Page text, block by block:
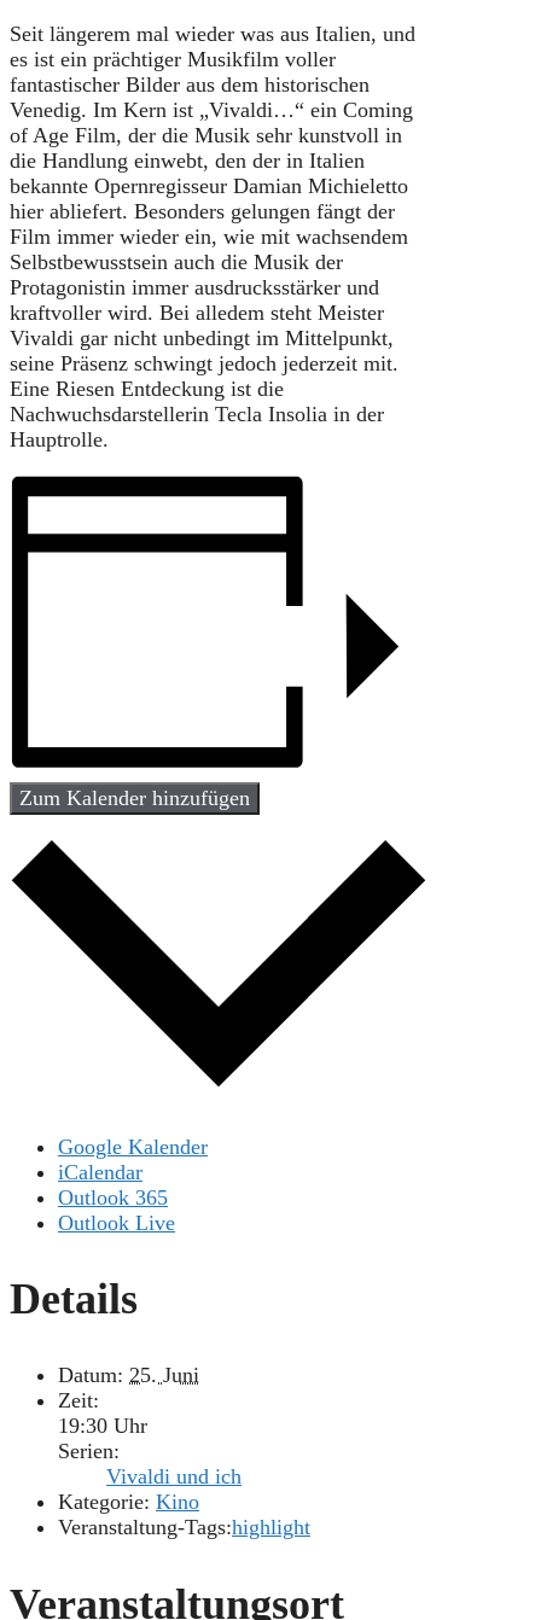
Seit längerem mal wieder was aus Italien, und
es ist ein prächtiger Musikfilm voller
fantastischer Bilder aus dem historischen
Venedig. Im Kern ist „Vivaldi…“ ein Coming
of Age Film, der die Musik sehr kunstvoll in
die Handlung einwebt, den der in Italien
bekannte Opernregisseur Damian Michieletto
hier abliefert. Besonders gelungen fängt der
Film immer wieder ein, wie mit wachsendem
Selbstbewusstsein auch die Musik der
Protagonistin immer ausdrucksstärker und
kraftvoller wird. Bei alledem steht Meister
Vivaldi gar nicht unbedingt im Mittelpunkt,
seine Präsenz schwingt jedoch jederzeit mit.
Eine Riesen Entdeckung ist die
Nachwuchsdarstellerin Tecla Insolia in der
Hauptrolle.
Zum Kalender hinzufügen
Google Kalender
iCalendar
Outlook 365
Outlook Live
Details
Datum: 25. Juni
Zeit:
19:30 Uhr
Serien:
Vivaldi und ich
Kategorie: Kino
Veranstaltung-Tags:highlight
Veranstaltungsort